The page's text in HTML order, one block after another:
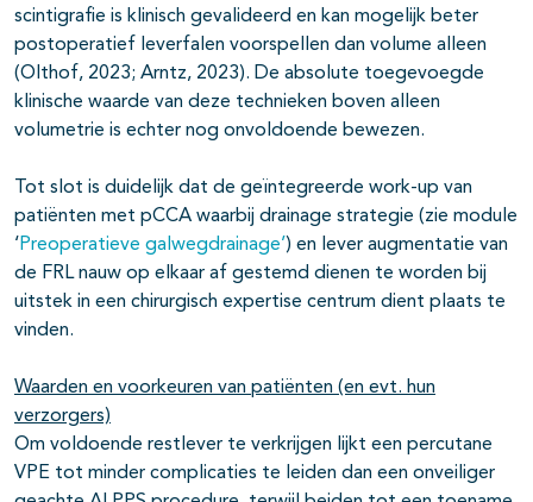
scintigrafie is klinisch gevalideerd en kan mogelijk beter
postoperatief leverfalen voorspellen dan volume alleen
(Olthof, 2023; Arntz, 2023). De absolute toegevoegde
klinische waarde van deze technieken boven alleen
volumetrie is echter nog onvoldoende bewezen.
Tot slot is duidelijk dat de geïntegreerde work-up van
patiënten met pCCA waarbij drainage strategie (zie module
‘ Preoperatieve galwegdrainage’) en lever augmentatie van
de FRL nauw op elkaar af gestemd dienen te worden bij
uitstek in een chirurgisch expertise centrum dient plaats te
vinden.
Waarden en voorkeuren van patiënten (en evt. hun
verzorgers)
Om voldoende restlever te verkrijgen lijkt een percutane
VPE tot minder complicaties te leiden dan een onveiliger